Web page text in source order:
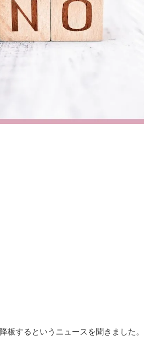
板するというニュースを聞きました。